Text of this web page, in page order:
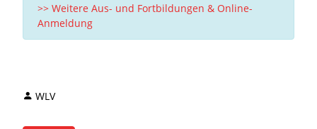
>> Weitere Aus- und Fortbildungen & Online-
Anmeldung
WLV